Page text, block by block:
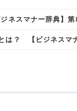
ネスマナー辞典】第
は？ 【ビジネスマ